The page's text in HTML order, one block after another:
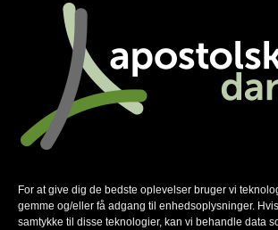
For at give dig de bedste oplevelser bruger vi
gemme og/eller få adgang til enhedsoplysninger.
samtykke til disse teknologier, kan vi behandle data
Facebook
*skal
E-mail*